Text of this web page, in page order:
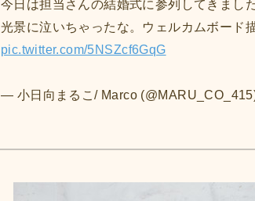
今日は担当さんの結婚式に参列してきまし
光景に泣いちゃったな。ウェルカムボード
pic.twitter.com/5NSZcf6GqG
— 小日向まるこ/ Marco